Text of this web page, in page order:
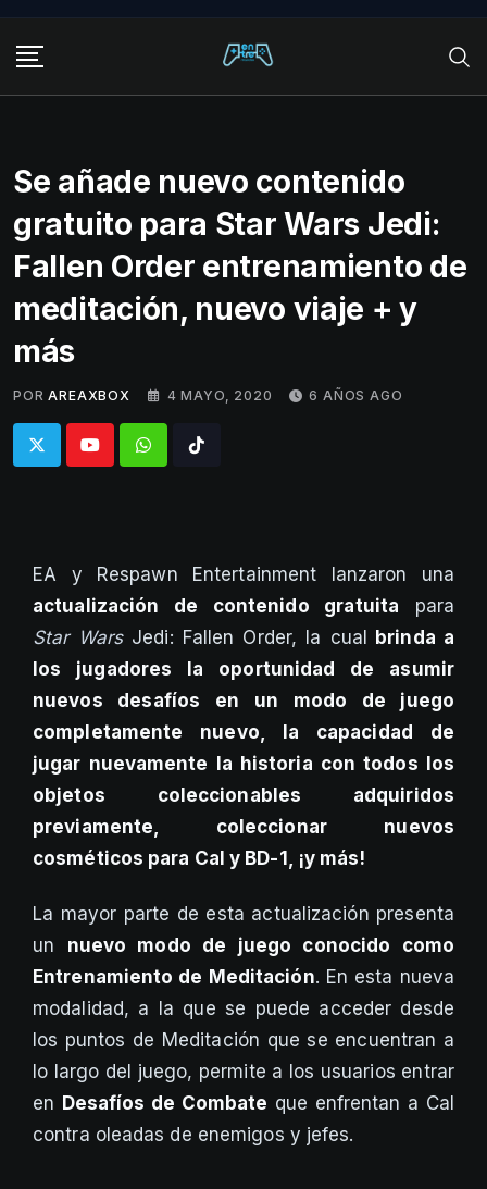
content
Se añade nuevo contenido
gratuito para Star Wars Jedi:
Fallen Order entrenamiento de
meditación, nuevo viaje + y
más
POR AREAXBOX 4 MAYO, 2020 6 AÑOS AGO
WhatsappTiktok
EA y Respawn Entertainment lanzaron una
actualización de contenido gratuita para
Star WarsJedi: Fallen Order, la cual
brinda a
los jugadores la oportunidad de asumir
nuevos desafíos en un modo de juego
completamente nuevo, la capacidad de
jugar nuevamente la historia con todos los
objetos coleccionables adquiridos
previamente, coleccionar nuevos
cosméticos para Cal y BD-1, ¡y más!
La mayor parte de esta actualización presenta
un nuevo modo de juego conocido como
Entrenamiento de Meditación. En esta nueva
modalidad, a la que se puede acceder desde
los puntos de Meditación que se encuentran a
lo largo del juego, permite a los usuarios entrar
en Desafíos de Combate que enfrentan a Cal
contra oleadas de enemigos y jefes.